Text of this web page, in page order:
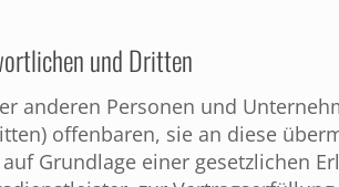
und Dritten
anderen Personen und
offenbaren, sie an diese
Grundlage einer gesetzlichen